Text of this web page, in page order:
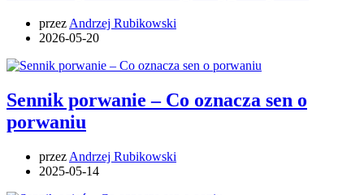
przez Andrzej Rubikowski
2026-05-20
Sennik porwanie – Co oznacza sen o
porwaniu
przez Andrzej Rubikowski
2025-05-14